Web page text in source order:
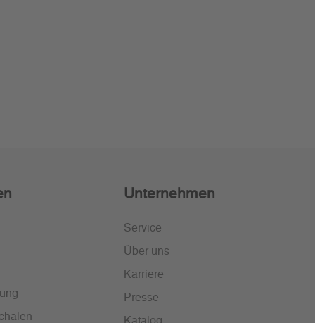
Unternehmen
Service
Über uns
Karriere
Presse
Katalog